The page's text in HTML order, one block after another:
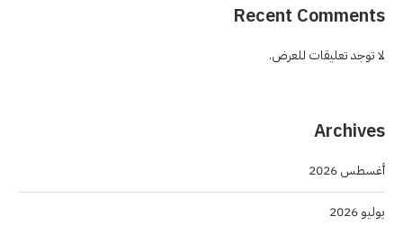
Recent Comments
لا توجد تعليقات للعرض.
Archives
أغسطس 2026
يوليو 2026